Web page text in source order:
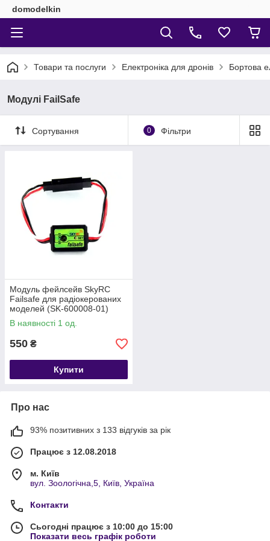
domodelkin
Товари та послуги Електроніка для дронів Бортова
Модулі FailSafe
Сортування 0 Фільтри
Модуль фейлсейв SkyRC
Failsafe для радіокерованих
моделей (SK-600008-01)
В наявності 1 од.
550 ₴
Купити
Про нас
93% позитивних з 133 відгуків за рік
Працює з 12.08.2018
м. Київ
вул. Зоологічна,5, Київ, Україна
Контакти
Сьогодні працює з 10:00 до 15:00
Показати весь графік роботи